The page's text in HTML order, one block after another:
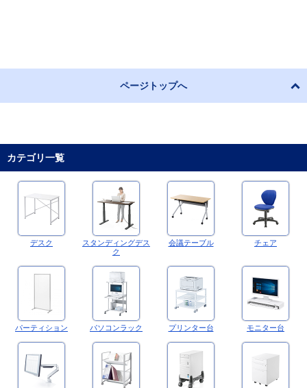
ページトップへ
カテゴリ一覧
デスク
スタンディングデス
ク
会議テーブル チェア
パーティション パソコンラック プリンター台 モニター台